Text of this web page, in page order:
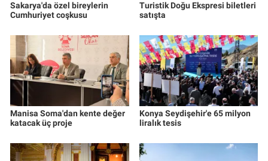
Sakarya'da özel bireylerin
Cumhuriyet coşkusu
Turistik Doğu Ekspresi biletleri
satışta
Manisa Soma'dan kente değer
katacak üç proje
Konya Seydişehir'e 65 milyon
liralık tesis